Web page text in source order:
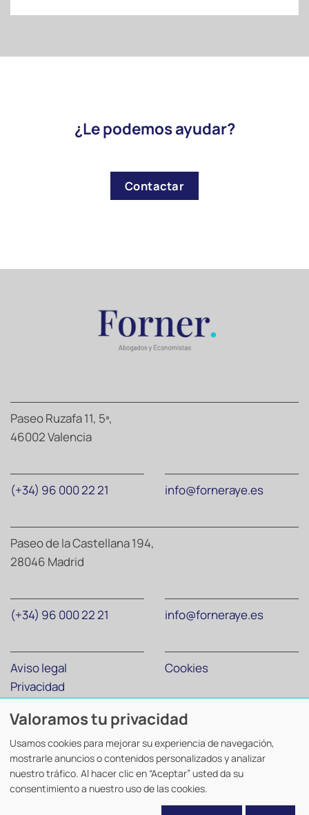
¿Le podemos ayudar?
Contactar
Paseo Ruzafa 11, 5ª,
46002 Valencia
(+34) 96 000 22 21 info@forneraye.es
Paseo de la Castellana 194,
28046 Madrid
(+34) 96 000 22 21 info@forneraye.es
Aviso legal
Privacidad
Cookies
Forner Abogados y Economistas
2026. Todos los derechos
reservados.
Diseño y desarrollo TuchoDigital.
Valoramos tu privacidad
Usamos cookies para mejorar su experiencia de navegación,
mostrarle anuncios o contenidos personalizados y analizar
nuestro tráfico. Al hacer clic en “Aceptar” usted da su
consentimiento a nuestro uso de las cookies.